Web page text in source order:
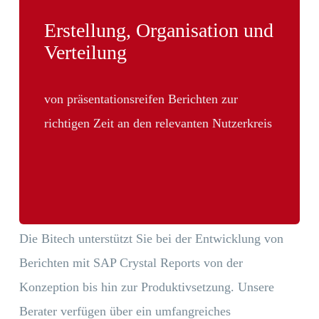
Erstellung, Organisation und
Verteilung
von präsentationsreifen Berichten zur
richtigen Zeit an den relevanten Nutzerkreis
Die Bitech unterstützt Sie bei der Entwicklung von
Berichten mit SAP Crystal Reports von der
Konzeption bis hin zur Produktivsetzung. Unsere
Berater verfügen über ein umfangreiches